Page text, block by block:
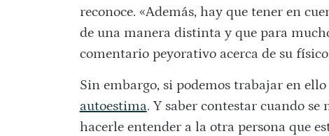
reconoce. «Además, hay que tener en
de una manera distinta y que para
comentario peyorativo acerca de su
Sin embargo, si podemos trabajar en
autoestima. Y saber contestar cuando
hacerle entender a la otra persona que